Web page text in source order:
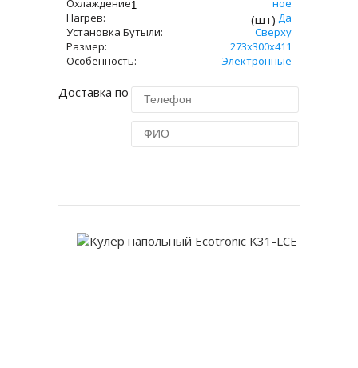
Охлаждение:
Электронное
Нагрев:
Да
Установка Бутыли:
Сверху
Размер:
273х300х411
Особенность:
Электронные
Доставка по Москве 450 руб.
(шт)